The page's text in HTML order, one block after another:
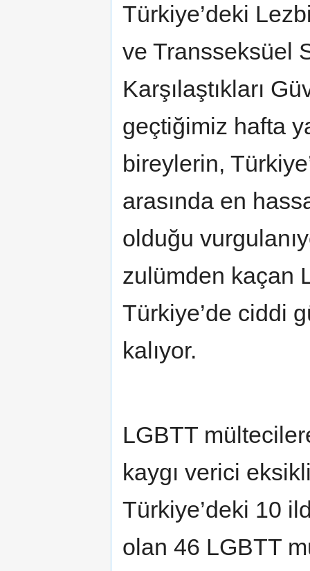
Türkiye’deki
ve Transseksüel
Karşılaştıkları
geçtiğimiz hafta
bireylerin,
arasında en
olduğu
zulümden kaçan
Türkiye’de ciddi
kalıyor.
LGBTT
kaygı verici
Türkiye’deki 10
olan 46 LGBTT